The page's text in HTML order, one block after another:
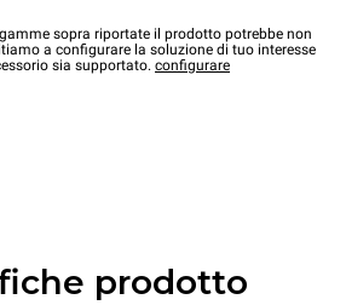
sopra riportate il prodotto potrebbe non
a configurare la soluzione di tuo interesse
sia supportato. configurare
prodotto